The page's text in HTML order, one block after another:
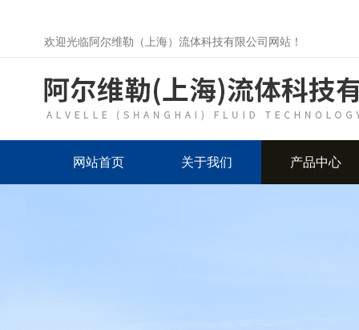
欢迎光临阿尔维勒（上海）流体科技有限公司网站！
网站首页 关于我们 产品中心